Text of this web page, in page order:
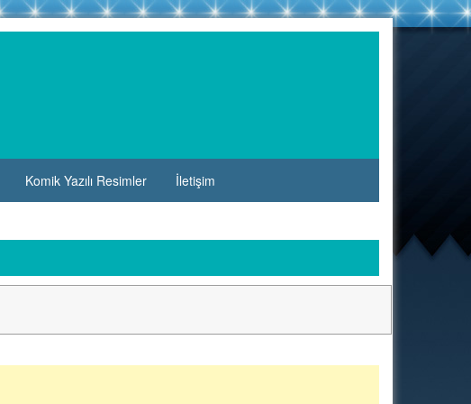
Komik Yazılı Resimler İletişim